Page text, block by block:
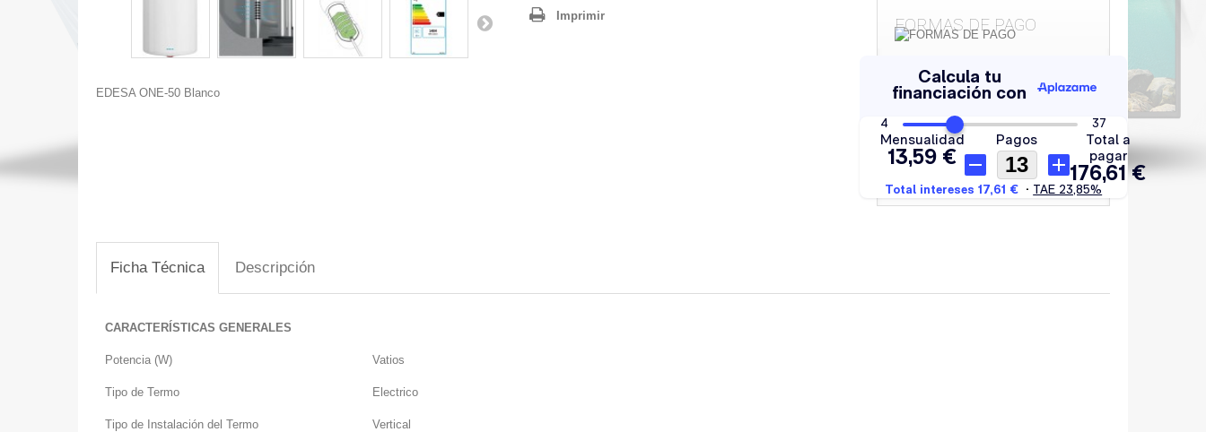
EDESA ONE-50 Blanco
Imprimir FORMAS DE PAGO
Ficha Técnica Descripción
CARACTERÍSTICAS GENERALES
Potencia (W) Vatios
Tipo de Termo Electrico
Tipo de Instalación del Termo Vertical